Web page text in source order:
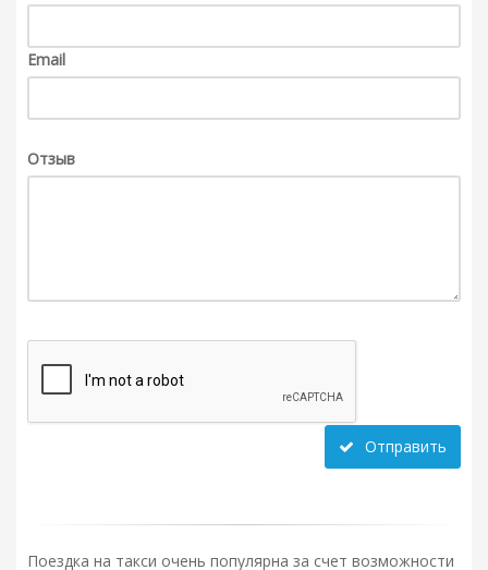
Email
Отзыв
Отправить
Поездка на такси очень популярна за счет возможности